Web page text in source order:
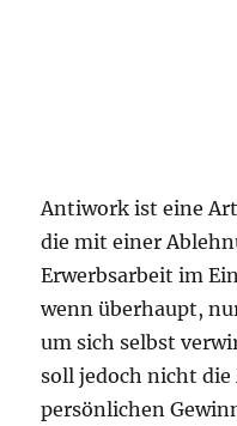
Antiwork ist eine
die mit einer
Erwerbsarbeit im
wenn überhaupt,
um sich selbst
soll jedoch nicht
persönlichen